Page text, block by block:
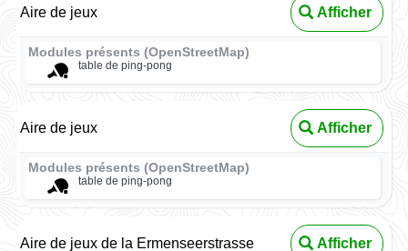
Aire de jeux Afficher
Modules présents (OpenStreetMap)
table de ping-pong
Aire de jeux Afficher
Modules présents (OpenStreetMap)
table de ping-pong
Aire de jeux de la Ermenseerstrasse Afficher